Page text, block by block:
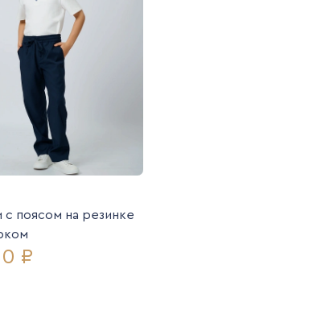
с поясом на резинке
₽